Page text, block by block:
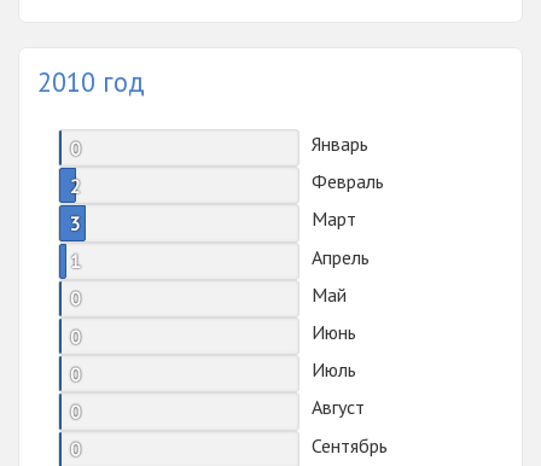
2010 год
0
Январь
2
Февраль
3
Март
1
Апрель
0
Май
0
Июнь
0
Июль
0
Август
0
Сентябрь